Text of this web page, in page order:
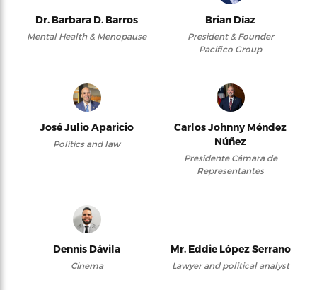
Dr. Barbara D. Barros
Mental Health & Menopause
Brian Díaz
President & Founder
Pacifico Group
José Julio Aparicio
Politics and law
Carlos Johnny Méndez
Núñez
Presidente Cámara de
Representantes
Dennis Dávila
Cinema
Mr. Eddie López Serrano
Lawyer and political analyst